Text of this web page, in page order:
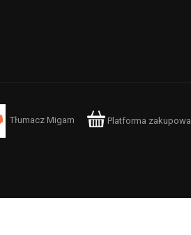
Tłumacz Migam Platforma zakupowa